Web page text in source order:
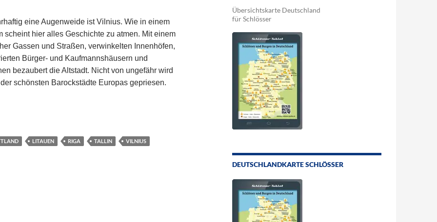
eine Augenweide ist Vilnius. Wie in einem
scheint hier alles Geschichte zu atmen. Mit einem
Gassen und Straßen, verwinkelten Innenhöfen,
Bürger- und Kaufmannshäusern und
bezaubert die Altstadt. Nicht von ungefähr wird
schönsten Barockstädte Europas gepriesen.
auf einen Streich
LITAUEN RIGA TALLIN VILNIUS
Übersichtskarte Deutschland
für Schlösser
DEUTSCHLANDKARTE SCHLÖSSER